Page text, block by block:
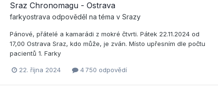
Sraz Chronomagu - Ostrava
farkyostrava odpověděl na téma v Srazy
Pánové, přátelé a kamarádi z mokré čtvrti. Pátek 22.11.2024 od
17,00 Ostrava Sraz, kdo může, je zván. Místo upřesním dle počtu
pacientů 1. Farky
22. října 2024 4 750 odpovědí